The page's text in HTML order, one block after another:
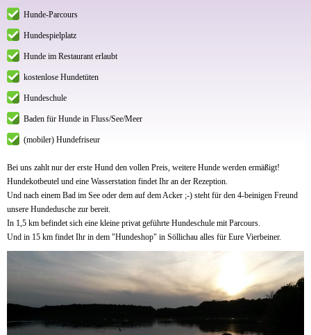
Hunde-Parcours
Hundespielplatz
Hunde im Restaurant erlaubt
kostenlose Hundetüten
Hundeschule
Baden für Hunde in Fluss/See/Meer
(mobiler) Hundefriseur
Bei uns zahlt nur der erste Hund den vollen Preis, weitere Hunde werden ermäßigt!
Hundekotbeutel und eine Wasserstation findet Ihr an der Rezeption.
Und nach einem Bad im See oder dem auf dem Acker ;-) steht für den 4-beinigen Freund
unsere Hundedusche zur bereit.
In 1,5 km befindet sich eine kleine privat geführte Hundeschule mit Parcours.
Und in 15 km findet Ihr in dem "Hundeshop" in Söllichau alles für Eure Vierbeiner.